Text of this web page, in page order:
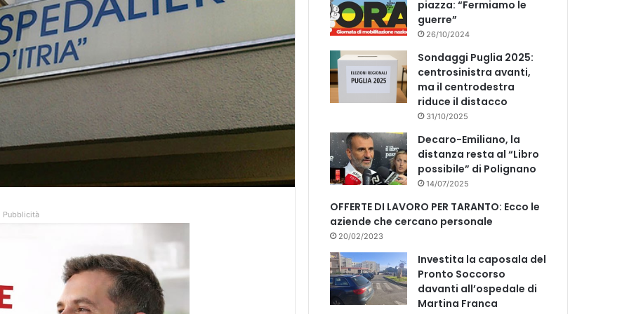
Pubblicità
piazza: “Fermiamo le
guerre”
26/10/2024
Sondaggi Puglia 2025:
centrosinistra avanti,
ma il centrodestra
riduce il distacco
31/10/2025
Decaro-Emiliano, la
distanza resta al “Libro
possibile” di Polignano
14/07/2025
OFFERTE DI LAVORO PER TARANTO: Ecco le
aziende che cercano personale
20/02/2023
Investita la caposala del
Pronto Soccorso
davanti all’ospedale di
Martina Franca